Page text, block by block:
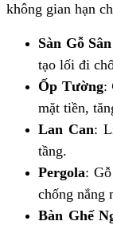
không gian hạn
Sàn Gỗ
tạo lối đi
Ốp Tường:
mặt tiền,
Lan Can:
tầng.
Pergola:
chống nắng
Bàn Ghế